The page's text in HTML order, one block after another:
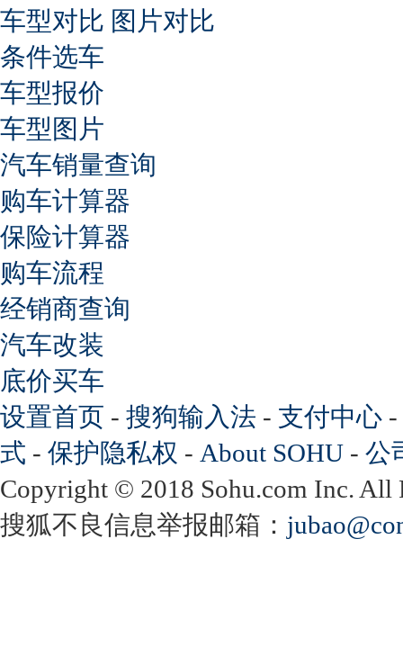
车型对比 图片对比
条件选车
车型报价
车型图片
汽车销量查询
购车计算器
保险计算器
购车流程
经销商查询
汽车改装
底价买车
设置首页 - 搜狗输入法 - 支付中心 -
式 - 保护隐私权 - About SOHU - 公
Copyright © 2018 Sohu.com Inc.
搜狐不良信息举报邮箱：